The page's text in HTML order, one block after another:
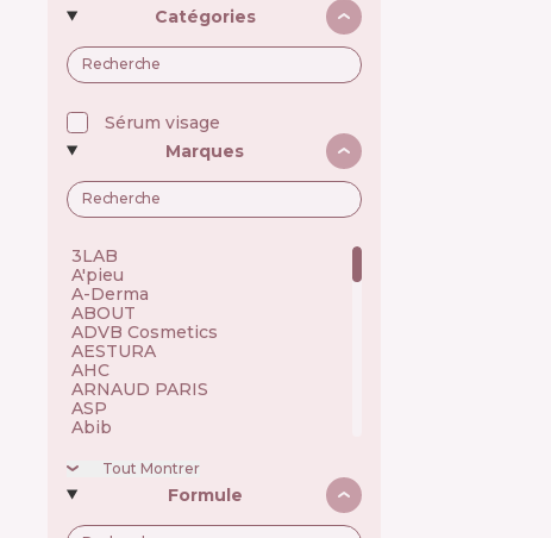
Catégories
Sérum visage
Marques
3LAB 🇺🇸
A'pieu 🇰🇷
A-Derma 🇫🇷
ABOUT 🇺🇦
ADVB Cosmetics 🇹🇷
AESTURA 🇰🇷
AHC 🇰🇷
ARNAUD PARIS 🇫🇷
ASP 🇬🇧
Abib 🇰🇷
Achroactive Max 🇧🇬
Acnemy 🇪🇸
Acure 🇺🇸
Acwell 🇰🇷
Tout Montrer
Formule